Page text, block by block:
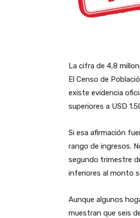
La cifra de 4,8
El Censo de
existe evidencia
superiores a USD
Si esa afirmación
rango de ingresos.
segundo trimestre
inferiores al monto
Aunque algunos
muestran que seis